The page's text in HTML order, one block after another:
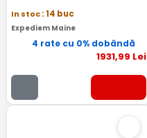
In stoc: 14 buc
Expediem Maine
4 rate cu 0% dobândă
1931,99 Lei